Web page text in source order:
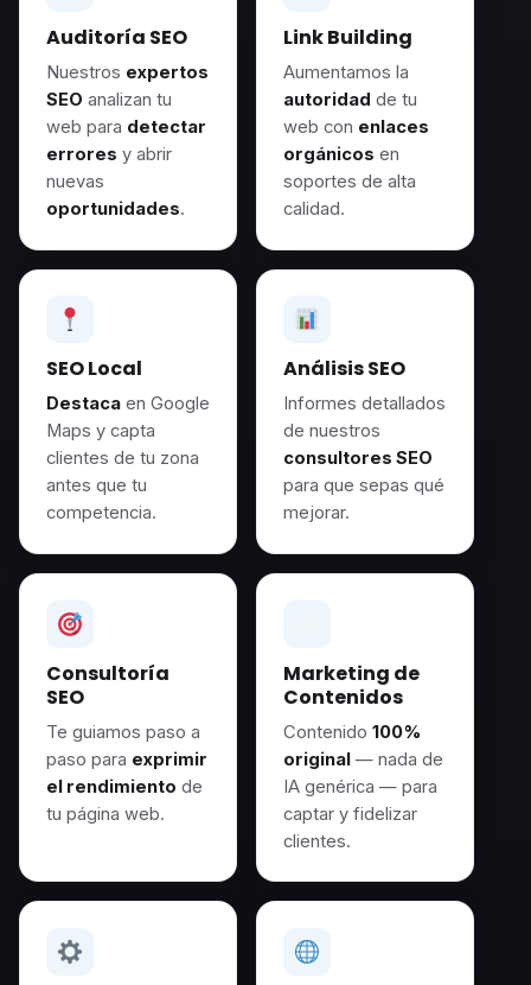
Auditoría SEO
Nuestros expertos
SEO analizan tu
web para detectar
errores y abrir
nuevas
oportunidades.
Link Building
Aumentamos la
autoridad de tu
web con enlaces
orgánicos en
soportes de alta
calidad.
SEO Local
Destacaen Google
Maps y capta
clientes de tu zona
antes que tu
competencia.
Análisis SEO
Informes detallados
de nuestros
consultores SEO
para que sepas qué
mejorar.
Consultoría
SEO
Te guiamos paso a
paso para exprimir
el rendimiento de
tu página web.
Marketing de
Contenidos
Contenido 100%
original— nada de
IA genérica — para
captar y fidelizar
clientes.